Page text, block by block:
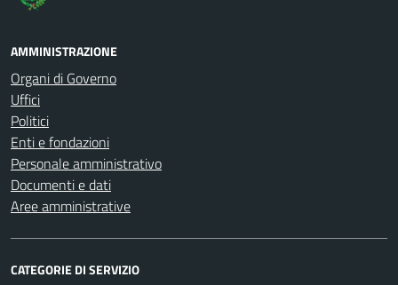
AMMINISTRAZIONE
Organi di Governo
Uffici
Politici
Enti e fondazioni
Personale amministrativo
Documenti e dati
Aree amministrative
CATEGORIE DI SERVIZIO